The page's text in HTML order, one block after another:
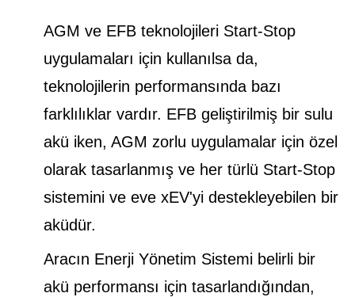
AGM ve EFB teknolojileri Start-Stop
uygulamaları için kullanılsa da,
teknolojilerin performansında bazı
farklılıklar vardır. EFB geliştirilmiş bir sulu
akü iken, AGM zorlu uygulamalar için özel
olarak tasarlanmış ve her türlü Start-Stop
sistemini ve eve xEV'yi destekleyebilen bir
aküdür.
Aracın Enerji Yönetim Sistemi belirli bir
akü performansı için tasarlandığından,